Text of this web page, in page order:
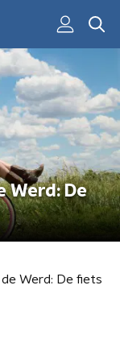
Werd: De
Werd: De fiets